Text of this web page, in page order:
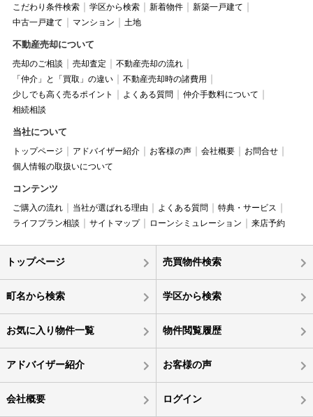
こだわり条件検索 学区から検索 新着物件
新築一戸建て
中古一戸建て
マンション 土地
不動産売却について
売却のご相談 売却査定
不動産売却の流れ
「仲介」と「買取」の違い
不動産売却時の諸費用
少しでも高く売るポイント
よくある質問
仲介手数料について
相続相談
当社について
トップページ アドバイザー紹介 お客様の声 会社概要
お問合せ
個人情報の取扱いについて
コンテンツ
ご購入の流れ 当社が選ばれる理由 よくある質問
特典・サービス
ライフプラン相談
サイトマップ ローンシミュレーション 来店予約
トップページ 売買物件検索
町名から検索 学区から検索
お気に入り物件一覧 物件閲覧履歴
アドバイザー紹介 お客様の声
会社概要 ログイン